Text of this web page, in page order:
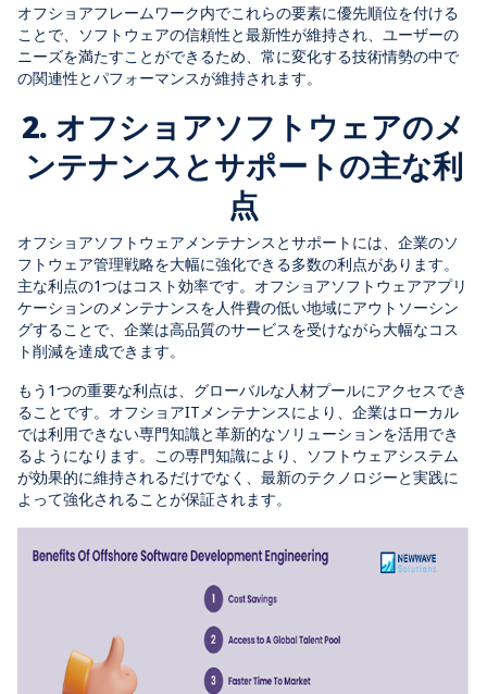
オフショアフレームワーク内でこれらの要素に優先順位を付ける
ことで、ソフトウェアの信頼性と最新性が維持され、ユーザーの
ニーズを満たすことができるため、常に変化する技術情勢の中で
の関連性とパフォーマンスが維持されます。
2. オフショアソフトウェアのメ
ンテナンスとサポートの主な利
点
オフショアソフトウェアメンテナンスとサポートには、企業のソ
フトウェア管理戦略を大幅に強化できる多数の利点があります。
主な利点の1つはコスト効率です。オフショアソフトウェアアプリ
ケーションのメンテナンスを人件費の低い地域にアウトソーシン
グすることで、企業は高品質のサービスを受けながら大幅なコス
ト削減を達成できます。
もう1つの重要な利点は、グローバルな人材プールにアクセスでき
ることです。オフショアITメンテナンスにより、企業はローカル
では利用できない専門知識と革新的なソリューションを活用でき
るようになります。この専門知識により、ソフトウェアシステム
が効果的に維持されるだけでなく、最新のテクノロジーと実践に
よって強化されることが保証されます。